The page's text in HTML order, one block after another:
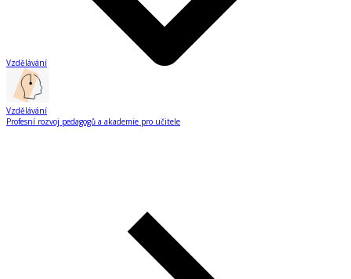
Vzdělávání
Vzdělávání
Profesní rozvoj pedagogů a akademie pro učitele